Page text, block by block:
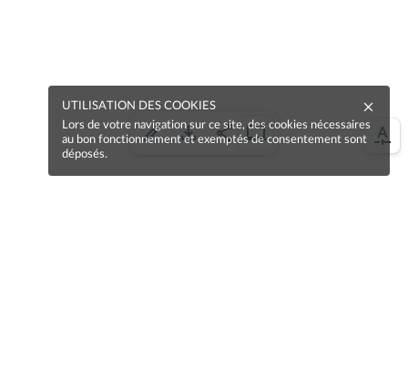
UTILISATION DES COOKIES
Lors de votre navigation sur ce site, des cookies nécessaires
au bon fonctionnement et exemptés de consentement sont
déposés.